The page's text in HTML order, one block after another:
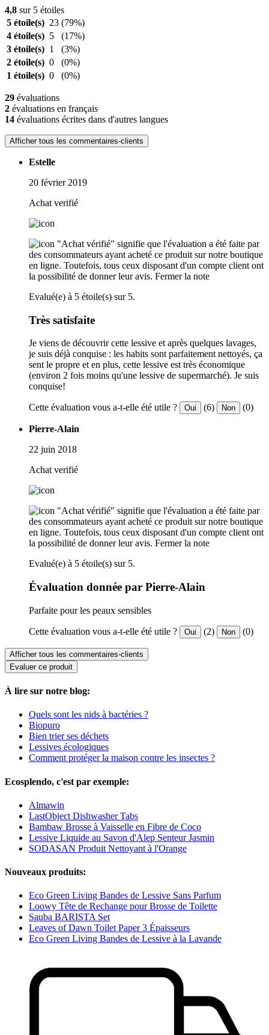
4,8 sur 5 étoiles
5 étoile(s) 23 (79%)
4 étoile(s) 5
(17%)
3 étoile(s) 1
(3%)
2 étoile(s) 0
(0%)
1 étoile(s) 0 (0%)
29 évaluations
2 évaluations en français
14 évaluations écrites dans d'autres langues
Afficher tous les commentaires-clients
Estelle
20 février 2019
Achat verifié
"Achat vérifié" signifie que l'évaluation a été faite par
des consommateurs ayant acheté ce produit sur notre boutique
en ligne. Toutefois, tous ceux disposant d'un compte client ont
la possibilité de donner leur avis. Fermer la note
Evalué(e) à 5 étoile(s) sur 5.
Très satisfaite
Je viens de découvrir cette lessive et après quelques lavages,
je suis déjà conquise : les habits sont parfaitement nettoyés, ça
sent le propre et en plus, cette lessive est très économique
(environ 2 fois moins qu'une lessive de supermarché). Je suis
conquise!
Cette évaluation vous a-t-elle été utile ? Oui (6) Non (0)
Pierre-Alain
22 juin 2018
Achat verifié
"Achat vérifié" signifie que l'évaluation a été faite par
des consommateurs ayant acheté ce produit sur notre boutique
en ligne. Toutefois, tous ceux disposant d'un compte client ont
la possibilité de donner leur avis. Fermer la note
Evalué(e) à 5 étoile(s) sur 5.
Évaluation donnée par Pierre-Alain
Parfaite pour les peaux sensibles
Cette évaluation vous a-t-elle été utile ? Oui (2) Non (0)
Afficher tous les commentaires-clients
Evaluer ce produit
À lire sur notre blog:
Quels sont les nids à bactéries ?
Biopuro
Bien trier ses déchets
Lessives écologiques
Comment protéger la maison contre les insectes ?
Ecosplendo, c'est par exemple:
Almawin
LastObject Dishwasher Tabs
Bambaw Brosse à Vaisselle en Fibre de Coco
Lessive Liquide au Savon d'Alep Senteur Jasmin
SODASAN Produit Nettoyant à l'Orange
Nouveaux produits:
Eco Green Living Bandes de Lessive Sans Parfum
Loowy Tête de Rechange pour Brosse de Toilette
Sauba BARISTA Set
Leaves of Dawn Toilet Paper 3 Épaisseurs
Eco Green Living Bandes de Lessive à la Lavande